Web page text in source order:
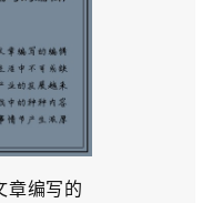
章编写的